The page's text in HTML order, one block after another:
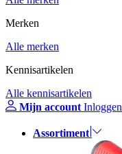
Merken
Alle merken
Kennisartikelen
Alle kennisartikelen
Mijn account Inloggen
Assortiment